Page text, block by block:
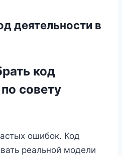
деятельности в
код
совету
ошибок. Код
реальной модели